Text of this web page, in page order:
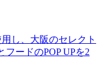
し、大阪のセレクト
ードのPOP UPを2